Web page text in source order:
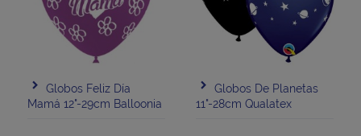
Globos Feliz Día
Mamá 12"-29cm Balloonia
Globos De Planetas
11"-28cm Qualatex